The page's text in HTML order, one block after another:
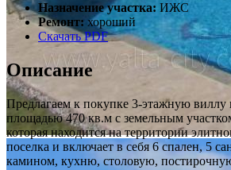
Назначение участка: ИЖС
Ремонт: хороший
Скачать PDF
Описание
Предлагаем к покупке 3-этажную
площадью 470 кв.м с земельным
которая находится на территории
поселка и включает в себя 6 спален, 5
камином, кухню, столовую,